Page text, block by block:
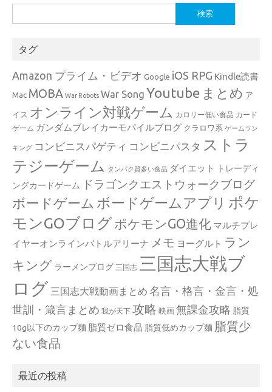
索:
タグ
Amazon プライム・ビデオ Google iOS RPG Kindle読書
Mac MOBA War Robots War Song Youtube まとめ ア
イス オンライン対戦ゲーム カロリー低い食品 カード
ゲーム ガンダムブレイカーモバイルブログ クラロワ系 ゲームラン
キング コンビニスパゲティ コンビニパスタ ストラ
テジーゲーム
タンパク質多い食品 ダイエット
トレーディ
ングカードゲーム
ドラゴンクエストウォークブログ
ボードゲーム ボードゲームアプリ ポケ
モンGOブログ ポケモンGO進化 マルチプレ
イヤーオンラインバトルアリーナ メモ ヨーグルト ラン
キング ラーメンブログ 三国志 三国志大戦ブ
ログ 三国志大戦動画まとめ 名言・格言・金言・処
世訓・箴言まとめ 我が天下 攻略 映画 無課金攻略 脂質
10g以下のカップ麺 脂質ゼロ食品 脂質低めカップ麺 脂質少
ない食品
最近の投稿